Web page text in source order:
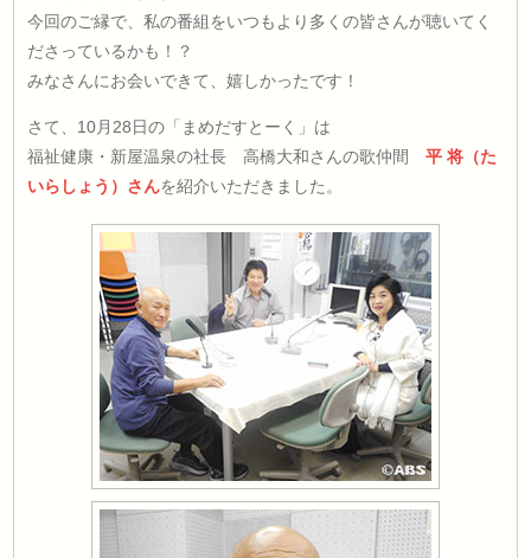
今回のご縁で、私の番組をいつもより多くの皆さんが聴いてく
ださっているかも！？
みなさんにお会いできて、嬉しかったです！
さて、10月28日の「まめだすとーく」は
福祉健康・新屋温泉の社長 高橋大和さんの歌仲間平 将（た
いらしょう）さんを紹介いただきました。